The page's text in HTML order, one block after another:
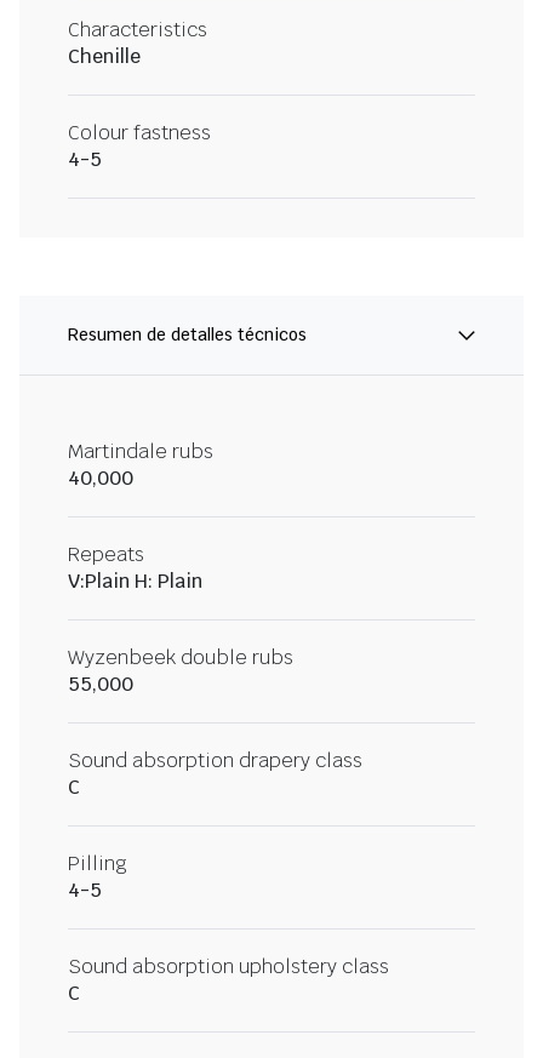
Characteristics
Chenille
Colour fastness
4-5
Resumen de detalles técnicos
Martindale rubs
40,000
Repeats
V:Plain H: Plain
Wyzenbeek double rubs
55,000
Sound absorption drapery class
C
Pilling
4-5
Sound absorption upholstery class
C